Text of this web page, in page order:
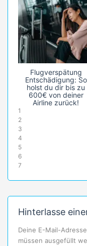
Flugverspätung
Entschädigung: So
holst du dir bis zu
600€ von deiner
Airline zurück!
1
2
3
4
5
6
7
Hinterlasse
Deine E-Mail-
müssen ausgefüllt